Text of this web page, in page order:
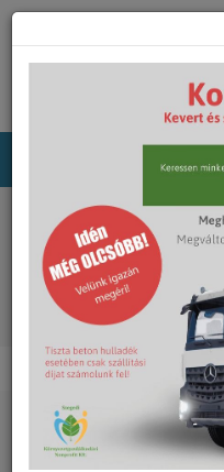
Főoldal
Fafenntartás